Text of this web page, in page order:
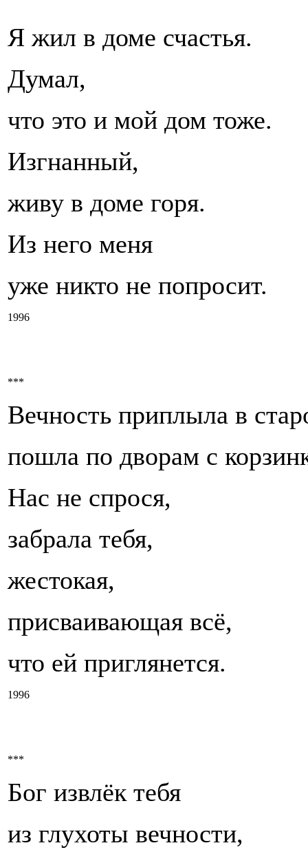
Я жил в доме счастья.
Думал,
что это и мой дом тоже.
Изгнанный,
живу в доме горя.
Из него меня
уже никто не попросит.
1996
***
Вечность приплыла в
пошла по дворам с
Нас не спрося,
забрала тебя,
жестокая,
присваивающая всё,
что ей приглянется.
1996
***
Бог извлёк тебя
из глухоты вечности,